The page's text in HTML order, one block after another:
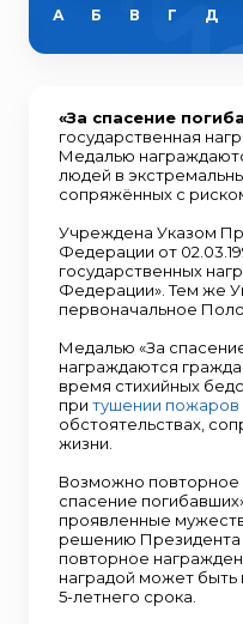
А Б В Г Д
«За спасение
государственная
Медалью
людей в
сопряжённых с
Учреждена Указом
Федерации от
государственных
Федерации». Тем же
первоначальное
Медалью «За
награждаются
время стихийных
при тушении пожаров
обстоятельствах,
жизни.
Возможно повторное
спасение
проявленные
решению
повторное
наградой может быть
5-летнего срока.